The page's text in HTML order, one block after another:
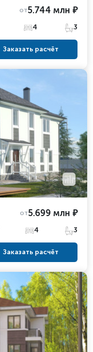
от5.744 млн ₽
4 3
Заказать расчёт
от5.699 млн ₽
4 3
Заказать расчёт